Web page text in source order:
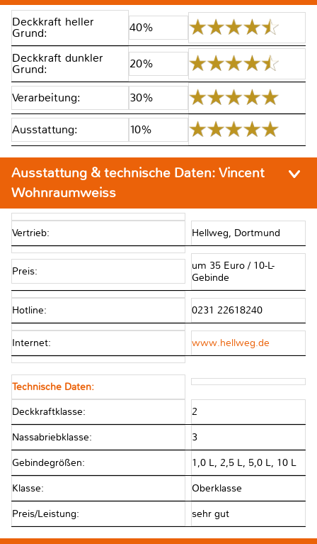
Deckkraft heller
Grund: 40%
Deckkraft dunkler
Grund: 20%
Verarbeitung: 30%
Ausstattung: 10%
Ausstattung & technische Daten: Vincent
Wohnraumweiss
Vertrieb: Hellweg, Dortmund
Preis:
um 35 Euro / 10-L-
Gebinde
Hotline: 0231 22618240
Internet: www.hellweg.de
Technische Daten:
Deckkraftklasse: 2
Nassabriebklasse: 3
Gebindegrößen: 1,0 L, 2,5 L, 5,0 L, 10 L
Klasse: Oberklasse
Preis/Leistung: sehr gut